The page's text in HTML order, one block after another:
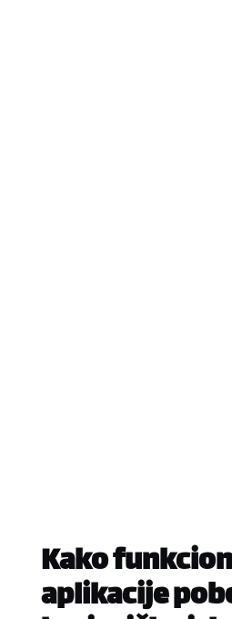
Kako
aplikacije